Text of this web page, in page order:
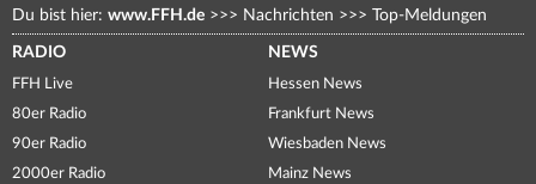
Du bist hier: www.FFH.de >>> Nachrichten >>> Top-Meldungen
RADIO
FFH Live
80er Radio
90er Radio
2000er Radio
NEWS
Hessen News
Frankfurt News
Wiesbaden News
Mainz News